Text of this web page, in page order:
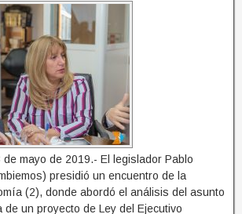
mayo de 2019.- El legislador Pablo
presidió un encuentro de la
(2), donde abordó el análisis del asunto
de un proyecto de Ley del Ejecutivo